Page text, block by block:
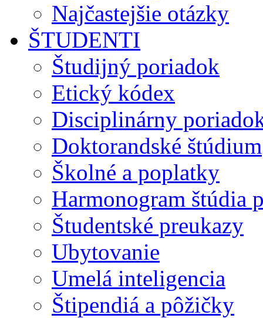
Najčastejšie otázky
ŠTUDENTI
Študijný poriadok
Etický kódex
Disciplinárny
Doktorandské štúdium
Školné a poplatky
Harmonogram štúdia
Študentské preukazy
Ubytovanie
Umelá inteligencia
Štipendiá a pôžičky